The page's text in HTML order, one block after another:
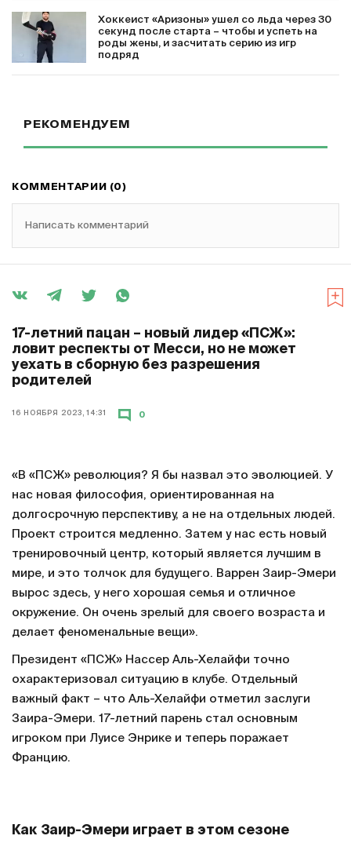
Хоккеист «Аризоны» ушел со льда через 30
секунд после старта – чтобы и успеть на
роды жены, и засчитать серию из игр
подряд
РЕКОМЕНДУЕМ
КОММЕНТАРИИ (0)
Написать комментарий
17-летний пацан – новый лидер «ПСЖ»:
ловит респекты от Месси, но не может
уехать в сборную без разрешения
родителей
16 НОЯБРЯ 2023, 14:31 0
«В «ПСЖ» революция? Я бы назвал это эволюцией. У
нас новая философия, ориентированная на
долгосрочную перспективу, а не на отдельных людей.
Проект строится медленно. Затем у нас есть новый
тренировочный центр, который является лучшим в
мире, и это толчок для будущего. Варрен Заир-Эмери
вырос здесь, у него хорошая семья и отличное
окружение. Он очень зрелый для своего возраста и
делает феноменальные вещи».
Президент «ПСЖ» Нассер Аль-Хелайфи точно
охарактеризовал ситуацию в клубе. Отдельный
важный факт – что Аль-Хелайфи отметил заслуги
Заира-Эмери. 17-летний парень стал основным
игроком при Луисе Энрике и теперь поражает
Францию.
Как Заир-Эмери играет в этом сезоне